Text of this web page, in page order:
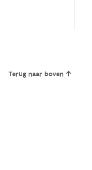
Terug naar boven